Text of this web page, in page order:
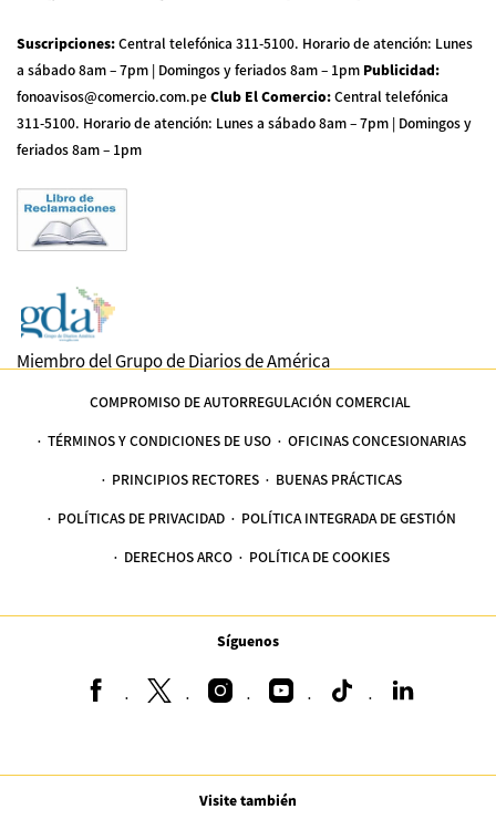
Suscripciones:Central telefónica 311-5100. Horario de atención: Lunes
a sábado 8am – 7pm | Domingos y feriados 8am – 1pm Publicidad:
fonoavisos@comercio.com.peClub El Comercio:Central telefónica
311-5100. Horario de atención: Lunes a sábado 8am – 7pm | Domingos y
feriados 8am – 1pm
Miembro del Grupo de Diarios de América
COMPROMISO DE AUTORREGULACIÓN COMERCIAL
TÉRMINOS Y CONDICIONES DE USO OFICINAS CONCESIONARIAS
PRINCIPIOS RECTORES BUENAS PRÁCTICAS
POLÍTICAS DE PRIVACIDAD POLÍTICA INTEGRADA DE GESTIÓN
DERECHOS ARCO POLÍTICA DE COOKIES
Síguenos
Visite también